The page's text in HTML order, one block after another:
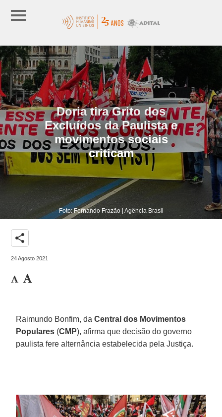
Doria tira Grito dos
Excluídos da Paulista e
movimentos sociais
criticam
Foto: Fernando Frazão | Agência Brasil
share
24 Agosto 2021
Raimundo Bonfim, daCentral dos Movimentos
Populares (CMP), afirma que decisão do governo
paulista fere alternância estabelecida pela Justiça.